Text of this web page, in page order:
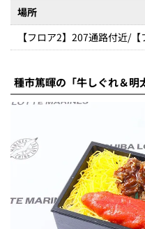
場所
【フロア2】207通路付近/
種市篤暉の「牛しぐれ＆明